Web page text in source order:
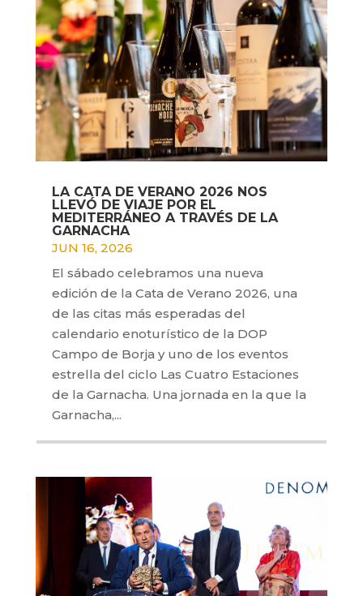
LA CATA DE VERANO 2026 NOS
LLEVÓ DE VIAJE POR EL
MEDITERRÁNEO A TRAVÉS DE LA
GARNACHA
JUN 16, 2026
El sábado celebramos una nueva
edición de la Cata de Verano 2026, una
de las citas más esperadas del
calendario enoturístico de la DOP
Campo de Borja y uno de los eventos
estrella del ciclo Las Cuatro Estaciones
de la Garnacha. Una jornada en la que la
Garnacha,...